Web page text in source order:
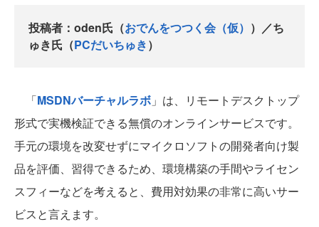
投稿者：oden氏（おでんをつつく会（仮） ）／ち
ゅき氏（PCだいちゅき）
「MSDNバーチャルラボ 」は、リモートデスクトップ
形式で実機検証できる無償のオンラインサービスです。
手元の環境を改変せずにマイクロソフトの開発者向け製
品を評価、習得できるため、環境構築の手間やライセン
スフィーなどを考えると、費用対効果の非常に高いサー
ビスと言えます。